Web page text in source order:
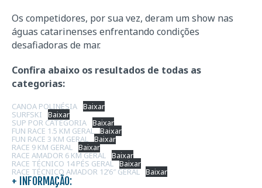
Os competidores, por sua vez, deram um show nas
águas catarinenses enfrentando condições
desafiadoras de mar.
Confira abaixo os resultados de todas as
categorias:
CANOA POLINÉSIA Baixar
SURFSKI Baixar
SUP POR CATEGORIA Baixar
FUN RACE 1.5 KM GERAL Baixar
FUN RACE 3 KM GERAL Baixar
RACE 9 KM GERAL Baixar
RACE AMADOR 6 KM GERAL Baixar
RACE TÉCNICO 14 PÉS GERAL Baixar
RACE TÉCNICO AMADOR 12’6″ GERAL Baixar
+ INFORMAÇÃO: